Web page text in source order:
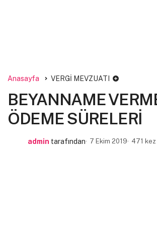
Anasayfa VERGİ MEVZUATI
BEYANNAME
ÖDEME SÜRELERİ
admin tarafından 7 Ekim 2019 471 kez